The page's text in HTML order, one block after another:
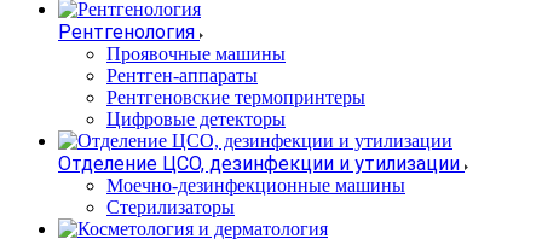
Рентгенология
Проявочные машины
Рентген-аппараты
Рентгеновские термопринтеры
Цифровые детекторы
Отделение ЦСО, дезинфекции и утилизации
Моечно-дезинфекционные машины
Стерилизаторы